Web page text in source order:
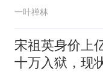
一叶禅林
宋祖英身价上
十万入狱，现